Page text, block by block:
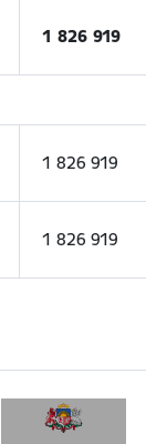
1 826 919
1 826 919
1 826 919